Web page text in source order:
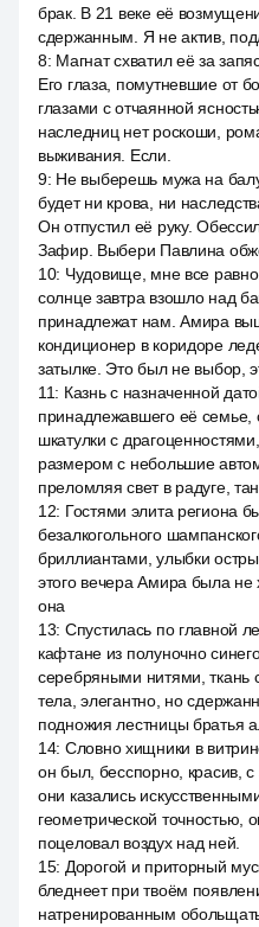
брак. В 21 веке её
сдержанным. Я не актив,
8: Магнат схватил её за
Его глаза, помутневшие от
глазами с отчаянной
наследниц нет роскоши,
выживания. Если.
9: Не выберешь мужа на
будет ни крова, ни
Он отпустил её руку.
Зафир. Выбери Павлина
10: Чудовище, мне все
солнце завтра взошло над
принадлежат нам. Амира
кондиционер в коридоре
затылке. Это был не выбор,
11: Казнь с назначенной
принадлежавшего её семье,
шкатулки с
размером с небольшие
преломляя свет в радуге,
12: Гостями элита региона
безалкогольного
бриллиантами, улыбки
этого вечера Амира была не
она
13: Спустилась по главной
кафтане из полуночно
серебряными нитями, ткань
тела, элегантно, но
подножия лестницы братья
14: Словно хищники в
он был, бесспорно, красив,
они казались
геометрической точностью,
поцеловал воздух над ней.
15: Дорогой и приторный
бледнеет при твоём
натренированным